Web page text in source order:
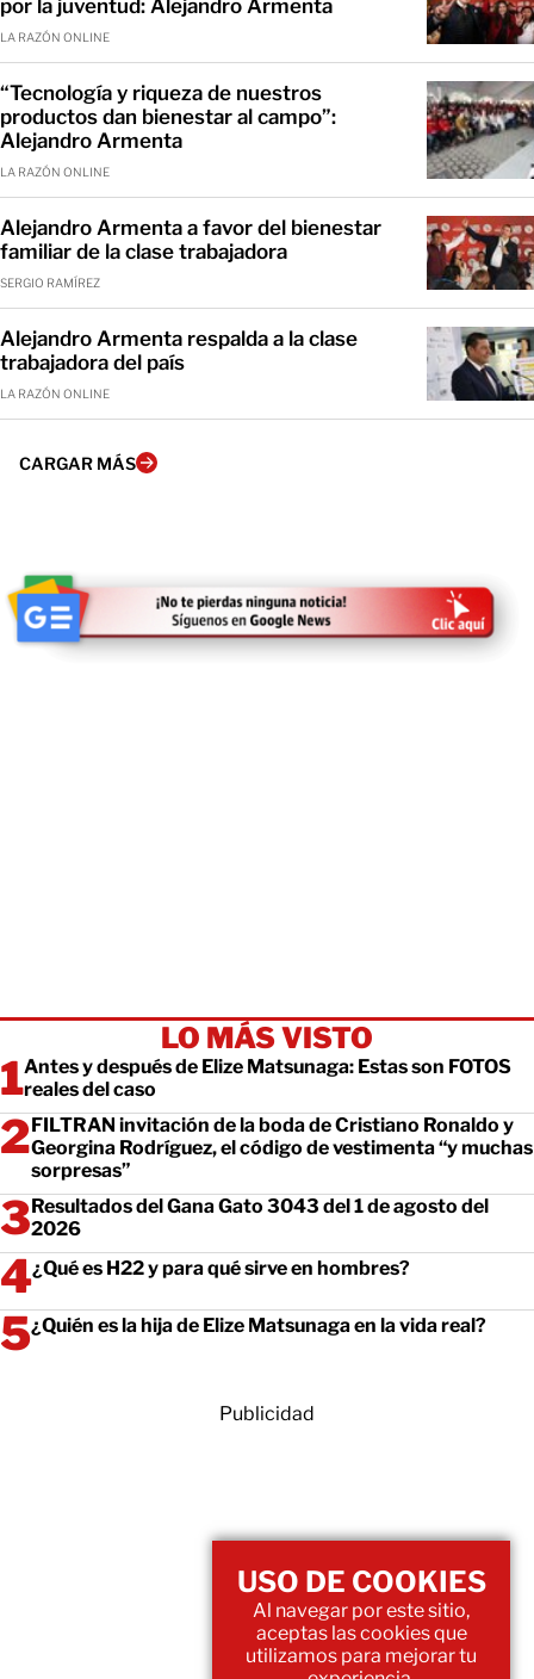
por la juventud: Alejandro Armenta
LA RAZÓN ONLINE
“Tecnología y riqueza de nuestros
productos dan bienestar al campo”:
Alejandro Armenta
LA RAZÓN ONLINE
Alejandro Armenta a favor del bienestar
familiar de la clase trabajadora
SERGIO RAMÍREZ
Alejandro Armenta respalda a la clase
trabajadora del país
LA RAZÓN ONLINE
CARGAR MÁS
LO MÁS VISTO
Antes y después de Elize Matsunaga: Estas son FOTOS
reales del caso
FILTRAN invitación de la boda de Cristiano Ronaldo y
Georgina Rodríguez, el código de vestimenta “y muchas
sorpresas”
Resultados del Gana Gato 3043 del 1 de agosto del
2026
¿Qué es H22 y para qué sirve en hombres?
¿Quién es la hija de Elize Matsunaga en la vida real?
Publicidad
USO DE COOKIES
Al navegar por este sitio,
aceptas las cookies que
utilizamos para mejorar tu